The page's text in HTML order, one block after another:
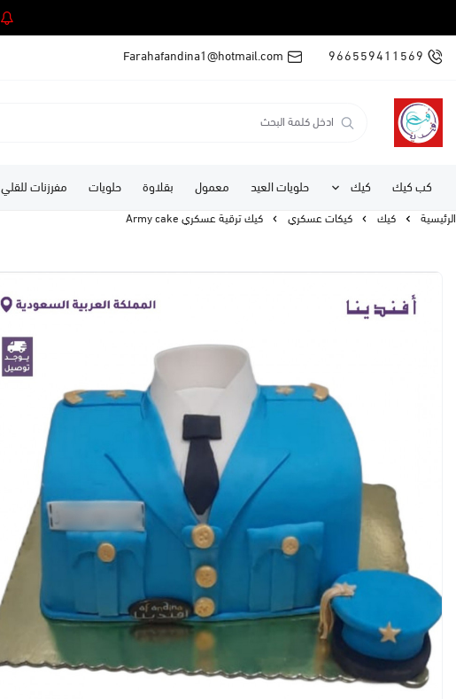
966559411569
Farahafandina1@hotmail.com
كب كيك كيك حلويات العيد معمول بقلاوة حلويات مفرزنات للقلي
الرئيسية كيك كيكات عسكري كيك ترقية عسكري Army cake